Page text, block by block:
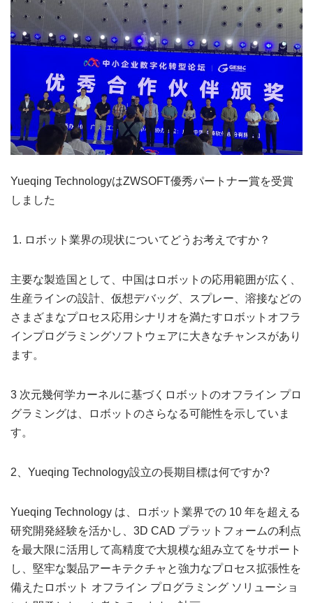
Yueqing TechnologyはZWSOFT優秀パートナー賞を受賞
しました
ロボット業界の現状についてどうお考えですか？
主要な製造国として、中国はロボットの応用範囲が広く、
生産ラインの設計、仮想デバッグ、スプレー、溶接などの
さまざまなプロセス応用シナリオを満たすロボットオフラ
インプログラミングソフトウェアに大きなチャンスがあり
ます。
3 次元幾何学カーネルに基づくロボットのオフライン プロ
グラミングは、ロボットのさらなる可能性を示していま
す。
2、Yueqing Technology設立の長期目標は何ですか?
Yueqing Technology は、ロボット業界での 10 年を超える
研究開発経験を活かし、3D CAD プラットフォームの利点
を最大限に活用して高精度で大規模な組み立てをサポート
し、堅牢な製品アーキテクチャと強力なプロセス拡張性を
備えたロボット オフライン プログラミング ソリューショ